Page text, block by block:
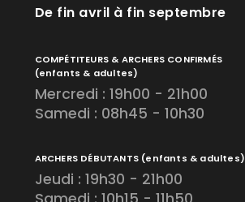
De fin avril à fin septembre
COMPÉTITEURS & ARCHERS CONFIRMÉS
(enfants & adultes)
Mercredi : 19h00 - 21h00
Samedi : 08h45 - 10h30
ARCHERS DÉBUTANTS (enfants & adultes)
Jeudi : 19h30 - 21h00